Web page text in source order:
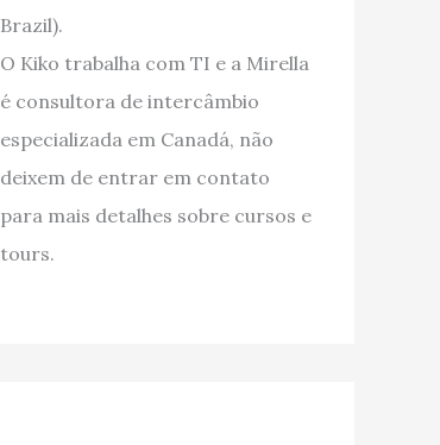
Brazil).
O Kiko trabalha com TI e a Mirella
é consultora de intercâmbio
especializada em Canadá, não
deixem de entrar em contato
para mais detalhes sobre cursos e
tours.